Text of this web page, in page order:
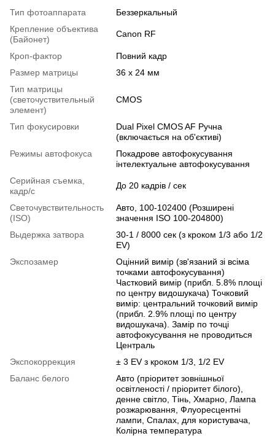
Тип фотоаппарата
Беззеркальный
Крепление объектива
(Байонет)
Canon RF
Кроп-фактор
Повний кадр
Размер матрицы
36 х 24 мм
Тип матрицы
(светочуствительный
элемент)
CMOS
Тип фокусировки
Dual Pixel CMOS AF Ручна
(включається на об'єктиві)
Режимы автофокуса
Покадрове автофокусування
інтелектуальне автофокусування
Серийная съемка,
кадр/с
До 20 кадрів / сек
Светочувствительность
(ISO)
Авто, 100-102400 (Розширені
значення ISO 100-204800)
Выдержка затвора
30-1 / 8000 сек (з кроком 1/3 або 1/2
EV)
Экспозамер
Оцінний вимір (зв'язаний зі всіма
точками автофокусування)
Частковий вимір (прибл. 5.8% площі
по центру видошукача) Точковий
вимір: центральний точковий вимір
(прибл. 2.9% площі по центру
видошукача). Замір по точці
автофокусування не проводиться
Централь
Экспокоррекция
± 3 EV з кроком 1/3, 1/2 EV
Баланс белого
Авто (пріоритет зовнішньої
освітленості / пріоритет білого),
денне світло, Тінь, Хмарно, Лампа
розжарювання, Флуоресцентні
лампи, Спалах, для користувача,
Колірна температура